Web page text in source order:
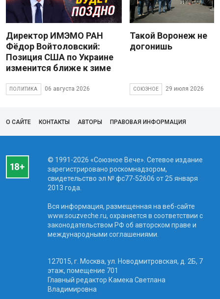
Директор ИМЭМО РАН
Фёдор Войтоловский:
Позиция США по Украине
изменится ближе к зиме
ПОЛИТИКА 06 августа 2026
Такой Воронеж не
догонишь
СОЮЗНОЕ 29 июля 2026
О САЙТЕ КОНТАКТЫ АВТОРЫ ПРАВОВАЯ ИНФОРМАЦИЯ
© 1991-2026 «Союзное Вече». Сетевое издание
зарегистрировано роскомнадзором,
свидетельство эл № фc77-52606 от 25 января
2013 года.
Вся информация, размещенная на веб-сайте
www.souzveche.ru, охраняется в соответствии с
законодательством РФ об авторском праве и
международными соглашениями.
127015, г. Москва, ул. Новодмитровская, д. 2Б, 7
этаж, помещение 701
Главный редактор Камека Светлана
Владимировна